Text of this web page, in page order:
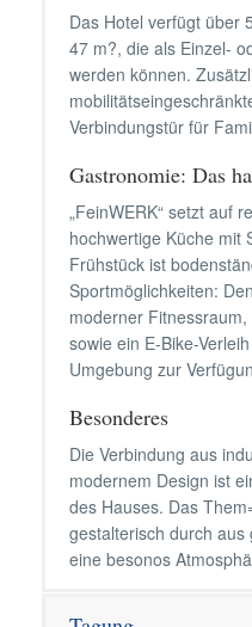
Das Hotel verfügt über
47 m?, die als Einzel-
werden können.
Verbindungstür für
Gastronomie: Das
„FeinWERK“ setzt auf
hochwertige Küche mit
Frühstück ist
Sportmöglichkeiten:
moderner
sowie ein E-Bike-
Umgebung zur
Besonderes
Die Verbindung aus
modernem Design ist
des Hauses. Das
gestalterisch durch
eine besonos